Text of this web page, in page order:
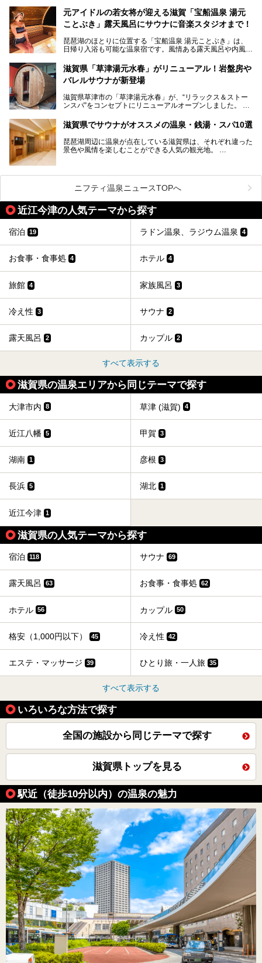
今回は、「北近江リゾート 天然温泉 北近江の湯」で朝から
晩まで楽しめる過ごし方をご紹介！ サウナ設備やサウナド
違いなしですよ。
───
この記事は北近江リゾート 天然温泉 北近江の湯のPR記事で
す。
元アイドルの若女将が迎える滋賀「宝船温泉 湯元
ことぶき」露天風呂にサウナに音楽スタジオまで！
琵琶湖のほとりに位置する「宝船温泉 湯元ことぶき」は、
日帰り入浴も可能な温泉宿です。風情ある露天風呂や内風
ープン。湖からそよぐ爽やかな風を感じながらサウナと温泉
が楽しめます。
を打てるのも醍醐味の一つ。そして、若女将はなんと「元ア
イドル」の現役アーティスト。音楽スタジオまで備えたユニ
滋賀県「草津湯元水春」がリニューアル！岩盤房や
バレルサウナが新登場
滋賀県草津市の「草津湯元水春」が、“リラックス＆ストー
ンスパ”をコンセプトにリニューアルオープンしました。
たほか、岩盤房やバレルサウナも新設されました。さらに地
産地消をテーマにしたレストランメニューもパワーアップ。
今回新しくなった「草津湯元水春」の魅力を余すところなく
紹介します。
滋賀県でサウナがオススメの温泉・銭湯・スパ10選
琵琶湖周辺に温泉が点在している滋賀県は、それぞれ違った
景色や風情を楽しむことができる人気の観光地。
旅行やお出かけのついではもちろん、近隣にお住いの方はぜ
ひ気軽に立ち寄ってみてくださいね。
ニフティ温泉ニュースTOPへ
近江今津の人気テーマから探す
宿泊 19 ラドン温泉、ラジウム温泉 4
お食事・食事処 4 ホテル 4
旅館 4 家族風呂 3
冷え性 3 サウナ 2
露天風呂 2 カップル 2
すべて表示する
滋賀県の温泉エリアから同じテーマで探す
大津市内 8 草津 (滋賀) 4
近江八幡 5 甲賀 3
湖南 1 彦根 3
長浜 5 湖北 1
近江今津 1
滋賀県の人気テーマから探す
宿泊 118 サウナ 69
露天風呂 63 お食事・食事処 62
ホテル 56 カップル 50
格安（1,000円以下） 45 冷え性 42
エステ・マッサージ 39 ひとり旅・一人旅 35
すべて表示する
いろいろな方法で探す
全国の施設から同じテーマで探す
滋賀県トップを見る
駅近（徒歩10分以内）の温泉の魅力